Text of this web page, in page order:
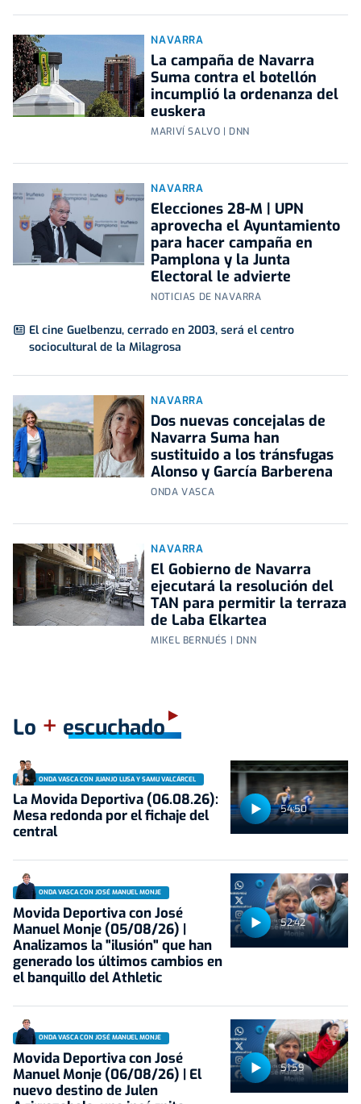
NAVARRA
La campaña de Navarra
Suma contra el botellón
incumplió la ordenanza del
euskera
MARIVÍ SALVO | DNN
NAVARRA
Elecciones 28-M | UPN
aprovecha el Ayuntamiento
para hacer campaña en
Pamplona y la Junta
Electoral le advierte
NOTICIAS DE NAVARRA
El cine Guelbenzu, cerrado en 2003, será el centro
sociocultural de la Milagrosa
NAVARRA
Dos nuevas concejalas de
Navarra Suma han
sustituido a los tránsfugas
Alonso y García Barberena
ONDA VASCA
NAVARRA
El Gobierno de Navarra
ejecutará la resolución del
TAN para permitir la terraza
de Laba Elkartea
MIKEL BERNUÉS | DNN
Lo + escuchado
54:50
ONDA VASCA CON JUANJO LUSA Y SAMU VALCÁRCEL
La Movida Deportiva (06.08.26):
Mesa redonda por el fichaje del
central
52:42
ONDA VASCA CON JOSÉ MANUEL MONJE
Movida Deportiva con José
Manuel Monje (05/08/26) |
Analizamos la "ilusión" que han
generado los últimos cambios en
el banquillo del Athletic
51:59
ONDA VASCA CON JOSÉ MANUEL MONJE
Movida Deportiva con José
Manuel Monje (06/08/26) | El
nuevo destino de Julen